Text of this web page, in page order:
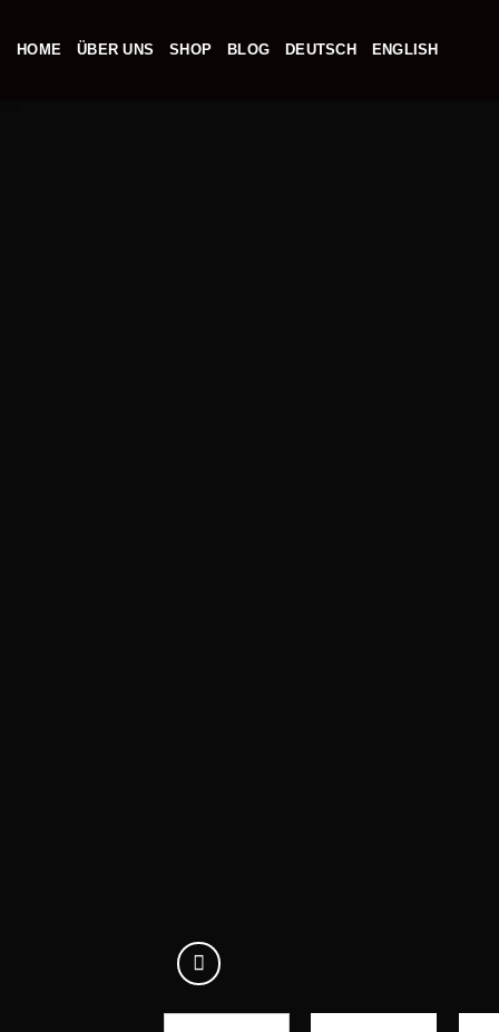
InhaltHOME ÜBER UNS SHOP BLOG DEUTSCH ENGLISH